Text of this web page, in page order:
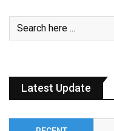
Latest Update